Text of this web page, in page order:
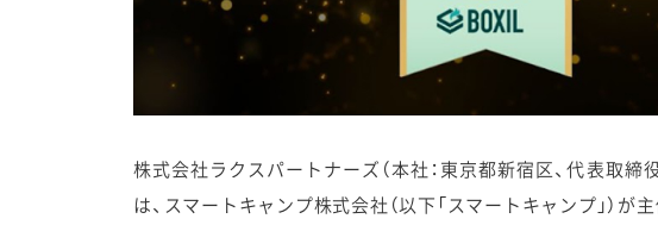
株式会社ラクスパートナーズ（本社：東京都新宿区、代表取締
は、スマートキャンプ株式会社（以下「スマートキャンプ」）